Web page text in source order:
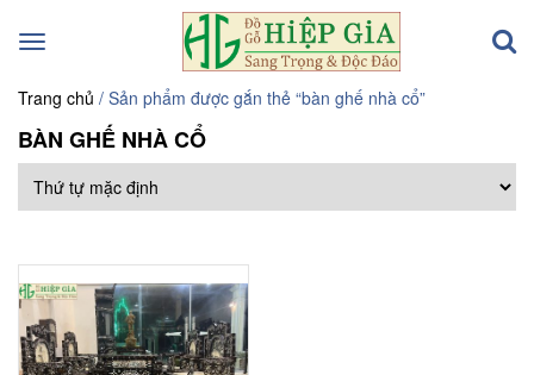
Toggle
Trang chủ / Sản phẩm được gắn thẻ “bàn ghế nhà cổ”
BÀN GHẾ NHÀ CỔ